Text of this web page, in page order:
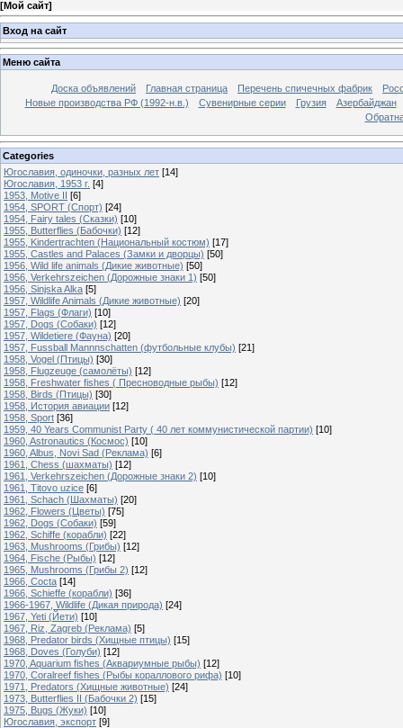
[Мой сайт]
Вход на сайт
Меню сайта
Доска объявлений Главная страница Перечень спичечных фабрик
Новые производства РФ (1992-н.в.)
Сувенирные серии Грузия
Азербайджан
Categories
Югославия, одиночки, разных лет [14]
Югославия, 1953 г. [4]
1953, Motive II [6]
1954, SPORT (Спорт) [24]
1954, Fairy tales (Сказки) [10]
1955, Butterflies (Бабочки) [12]
1955, Kindertrachten (Национальный костюм) [17]
1955, Castles and Palaces (Замки и дворцы) [50]
1956, Wild life animals (Дикие животные) [50]
1956, Verkehrszeichen (Дорожные знаки 1) [50]
1956, Sinjska Alka [5]
1957, Wildlife Animals (Дикие животные) [20]
1957, Flags (Флаги) [10]
1957, Dogs (Собаки) [12]
1957, Wildetiere (Фауна) [20]
1957, Fussball Mannnschatten (футбольные клубы) [21]
1958, Vogel (Птицы) [30]
1958, Flugzeuge (самолёты) [12]
1958, Freshwater fishes ( Пресноводные рыбы) [12]
1958, Birds (Птицы) [30]
1958, История авиации [12]
1958, Sport [36]
1959, 40 Years Communist Party ( 40 лет коммунистической партии) [10]
1960, Astronautics (Космос) [10]
1960, Albus, Novi Sad (Реклама) [6]
1961, Chess (шахматы) [12]
1961, Verkehrszeichen (Дорожные знаки 2) [10]
1961, Titovo uzice [6]
1961, Schach (Шахматы) [20]
1962, Flowers (Цветы) [75]
1962, Dogs (Собаки) [59]
1962, Schiffe (корабли) [22]
1963, Mushrooms (Грибы) [12]
1964, Fische (Рыбы) [12]
1965, Mushrooms (Грибы 2) [12]
1966, Cocta [14]
1966, Schieffe (корабли) [36]
1966-1967, Wildlife (Дикая природа) [24]
1967, Yeti (Йети) [10]
1967, Riz, Zagreb (Реклама) [5]
1968, Predator birds (Хищные птицы) [15]
1968, Doves (Голуби) [12]
1970, Aquarium fishes (Аквариумные рыбы) [12]
1970, Coralreef fishes (Рыбы кораллового рифа) [10]
1971, Predators (Хищные животные) [24]
1973, Butterflies II (Бабочки 2) [15]
1975, Bugs (Жуки) [10]
Югославия, экспорт [9]